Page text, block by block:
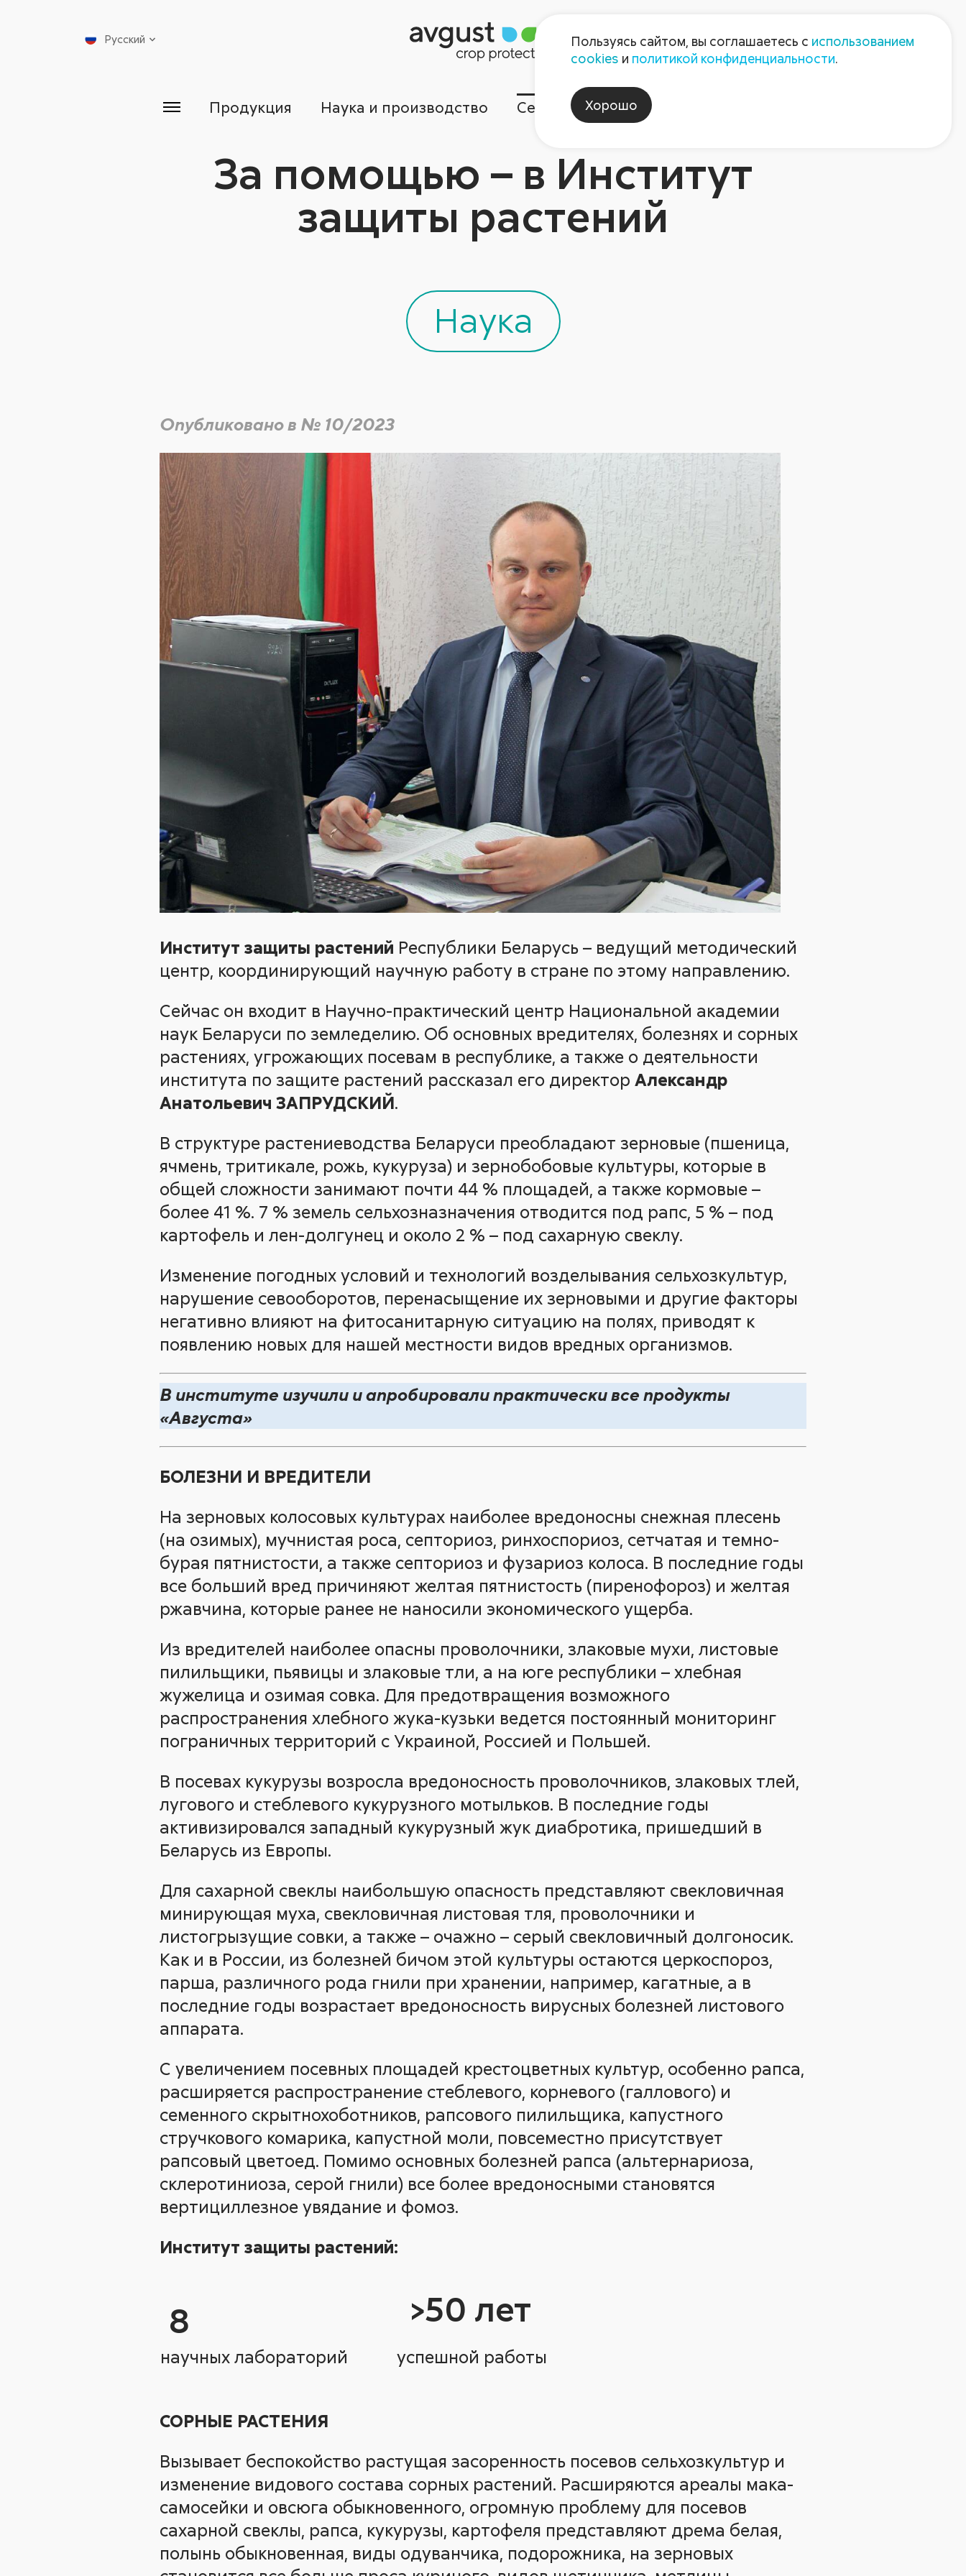
Пресс-центр Контакты
Русский
Продукция Наука и производство Сервисы Компания
За помощью – в Институт
защиты растений
Наука
Опубликовано в № 10/2023
Институт защиты растений Республики Беларусь – ведущий методический
центр, координирующий научную работу в стране по этому направлению.
Сейчас он входит в Научно-практический центр Национальной академии
наук Беларуси по земледелию. Об основных вредителях, болезнях и сорных
растениях, угрожающих посевам в республике, а также о деятельности
института по защите растений рассказал его директор Александр
Анатольевич ЗАПРУДСКИЙ.
В структуре растениеводства Беларуси преобладают зерновые (пшеница,
ячмень, тритикале, рожь, кукуруза) и зернобобовые культуры, которые в
общей сложности занимают почти 44 % площадей, а также кормовые –
более 41 %. 7 % земель сельхозназначения отводится под рапс, 5 % – под
картофель и лен-долгунец и около 2 % – под сахарную свеклу.
Изменение погодных условий и технологий возделывания сельхозкультур,
нарушение севооборотов, перенасыщение их зерновыми и другие факторы
негативно влияют на фитосанитарную ситуацию на полях, приводят к
появлению новых для нашей местности видов вредных организмов.
В институте изучили и апробировали практически все продукты
«Августа»
БОЛЕЗНИ И ВРЕДИТЕЛИ
На зерновых колосовых культурах наиболее вредоносны снежная плесень
(на озимых), мучнистая роса, септориоз, ринхоспориоз, сетчатая и темно-
бурая пятнистости, а также септориоз и фузариоз колоса. В последние годы
все больший вред причиняют желтая пятнистость (пиренофороз) и желтая
ржавчина, которые ранее не наносили экономического ущерба.
Из вредителей наиболее опасны проволочники, злаковые мухи, листовые
пилильщики, пьявицы и злаковые тли, а на юге республики – хлебная
жужелица и озимая совка. Для предотвращения возможного
распространения хлебного жука-кузьки ведется постоянный мониторинг
пограничных территорий с Украиной, Россией и Польшей.
В посевах кукурузы возросла вредоносность проволочников, злаковых тлей,
лугового и стеблевого кукурузного мотыльков. В последние годы
активизировался западный кукурузный жук диабротика, пришедший в
Беларусь из Европы.
Для сахарной свеклы наибольшую опасность представляют свекловичная
минирующая муха, свекловичная листовая тля, проволочники и
листогрызущие совки, а также – очажно – серый свекловичный долгоносик.
Как и в России, из болезней бичом этой культуры остаются церкоспороз,
парша, различного рода гнили при хранении, например, кагатные, а в
последние годы возрастает вредоносность вирусных болезней листового
аппарата.
С увеличением посевных площадей крестоцветных культур, особенно рапса,
расширяется распространение стеблевого, корневого (галлового) и
семенного скрытнохоботников, рапсового пилильщика, капустного
стручкового комарика, капустной моли, повсеместно присутствует
рапсовый цветоед. Помимо основных болезней рапса (альтернариоза,
склеротиниоза, серой гнили) все более вредоносными становятся
вертициллезное увядание и фомоз.
Институт защиты растений:
8 >50 лет
научных лабораторий успешной работы
СОРНЫЕ РАСТЕНИЯ
Вызывает беспокойство растущая засоренность посевов сельхозкультур и
изменение видового состава сорных растений. Расширяются ареалы мака-
самосейки и овсюга обыкновенного, огромную проблему для посевов
сахарной свеклы, рапса, кукурузы, картофеля представляют дрема белая,
полынь обыкновенная, виды одуванчика, подорожника, на зерновых
Пользуясь сайтом, вы соглашаетесь с использованием
cookies и политикой конфиденциальности.
Хорошо